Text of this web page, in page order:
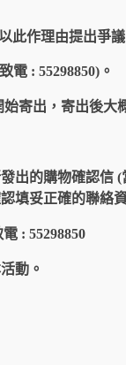
此作理由提出爭議
電 : 55298850)。
始寄出，寄出後大
出的購物確認信
填妥正確的聯絡
電 : 55298850
動。